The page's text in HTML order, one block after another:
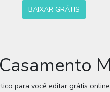
BAIXAR GRÁTIS
para você editar grátis